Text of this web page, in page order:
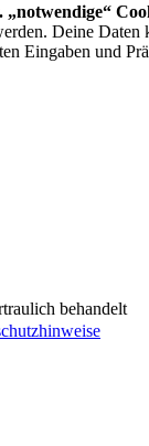
Deine Daten
Eingaben und
behandelt